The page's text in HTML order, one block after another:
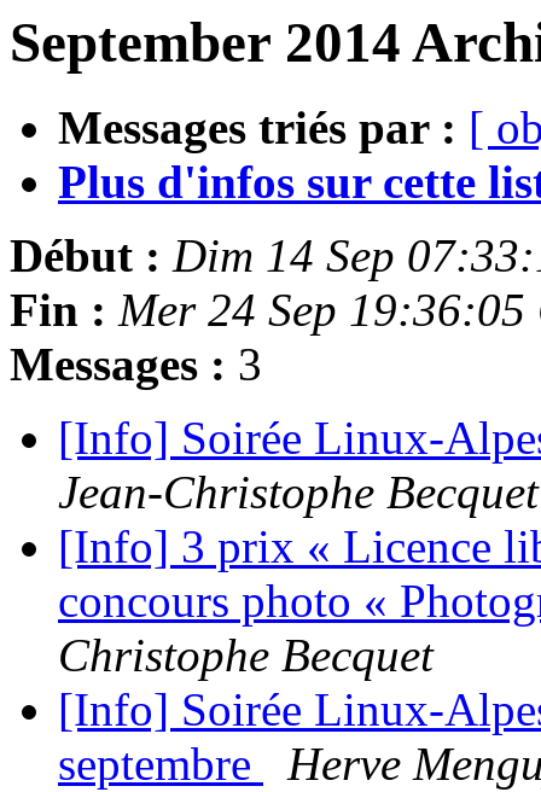
September 2014
Messages triés par : [
Plus d'infos sur cette
Début : Dim 14 Sep
Fin : Mer 24 Sep 19:36:05
Messages : 3
[Info] Soirée Linux-
Jean-Christophe Becquet
[Info] 3 prix « Licence
concours photo «
Christophe Becquet
[Info] Soirée Linux-
septembre
Herve